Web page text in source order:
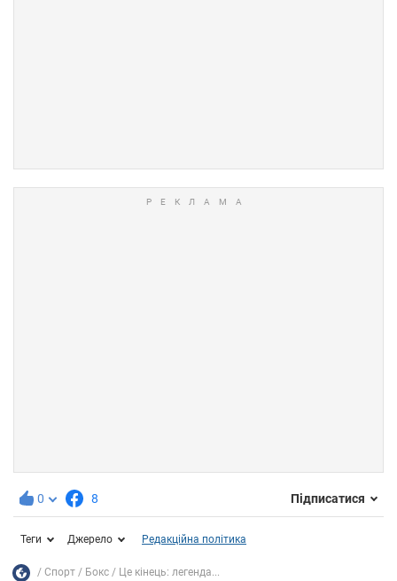
0 8 Підписатися
Теги Джерело Редакційна політика
Спорт Бокс Це кінець: легенда...